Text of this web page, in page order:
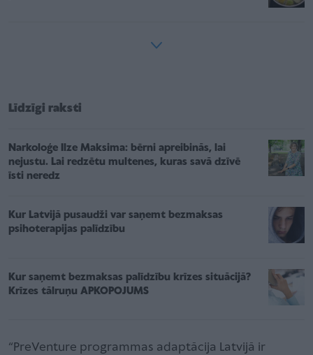
Līdzīgi raksti
Narkoloģe Ilze Maksima: bērni apreibinās, lai
nejustu. Lai redzētu multenes, kuras savā dzīvē
īsti neredz
Kur Latvijā pusaudži var saņemt bezmaksas
psihoterapijas palīdzību
Kur saņemt bezmaksas palīdzību krīzes situācijā?
Krīzes tālruņu APKOPOJUMS
“PreVenture programmas adaptācija Latvijā ir